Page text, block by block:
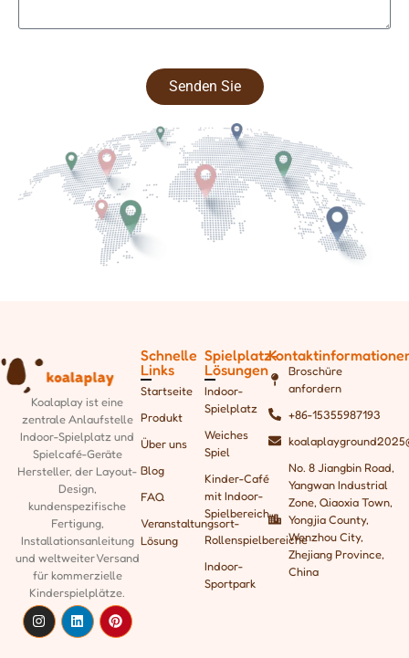
Senden Sie
Koalaplay ist eine
zentrale Anlaufstelle
Indoor-Spielplatz und
Spielcafé-Geräte
Hersteller, der Layout-
Design,
kundenspezifische
Fertigung,
Installationsanleitung
und weltweiter Versand
für kommerzielle
Kinderspielplätze.
Schnelle
Links
Startseite
Produkt
Über uns
Blog
FAQ
Veranstaltungsort-
Lösung
Spielplatz-
Lösungen
Indoor-
Spielplatz
Weiches
Spiel
Kinder-Café
mit Indoor-
Spielbereich
Rollenspielbereiche
Indoor-
Sportpark
Broschüre
anfordern
+86-15355987193
No. 8 Jiangbin Road,
Yangwan Industrial
Zone, Qiaoxia Town,
Yongjia County,
Wenzhou City,
Zhejiang Province,
China